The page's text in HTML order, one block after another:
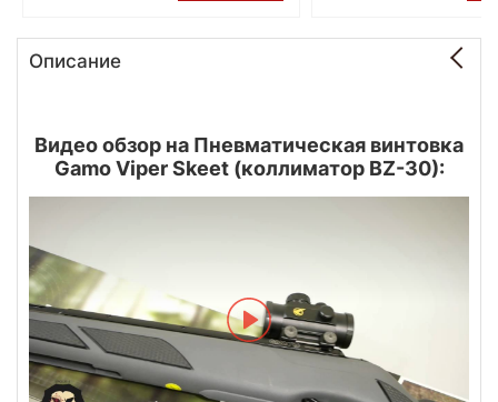
Описание
Видео обзор на Пневматическая винтовка
Gamo Viper Skeet (коллиматор BZ-30):